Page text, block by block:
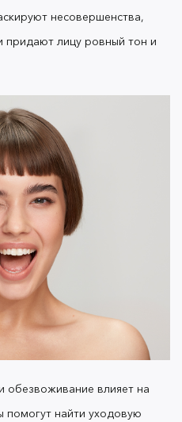
несовершенства,
придают лицу ровный тон и
обезвоживание влияет на
помогут найти уходовую